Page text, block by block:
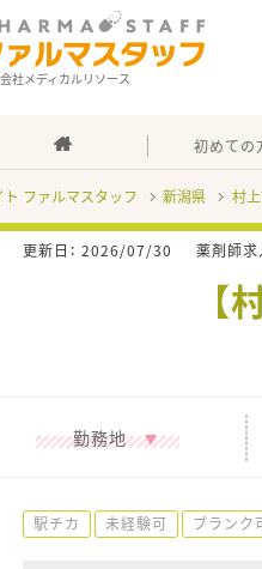
社メディカルリソース
初めての
ト ファルマスタッフ 新潟県 村
更新日： 2026/07/30 薬剤師求
勤務地
駅チカ 未経験可 ブランク